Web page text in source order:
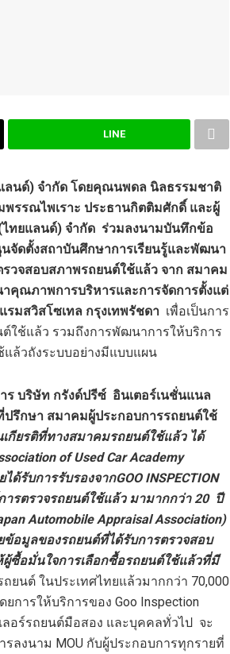
LINE
ลนด์) จำกัด โดยคุณนพดล นิลธรรมชาติ
รรณไพเราะ ประธานกิตติมศักดิ์ และผู้
ทยแลนด์) จำกัด ร่วมลงนามบันทึกข้อ
จัดตั้งสถาบันศึกษาการเรียนรู้และพัฒนา
วจสอบสภาพรถยนต์ใช้แล้ว จาก สมาคม
คุณภาพการบริหารและการจัดการตั้งแต่
มสวิสโซเทล กรุงเทพรัชดา เพื่อเป็นการ
ใช้แล้ว รวมถึงการพัฒนาการให้บริการ
ล้วถังระบบอย่างมีแบบแผน
ร บริษัท กรังด์ปรีซ์ อินเตอร์เนชั่นแนล
ปรึกษา สมาคมผู้ประกอบการรถยนต์ใช้
กียรติที่ทางสมาคมรถยนต์ใช้แล้ว ได้
of Used Car Academy
รับการรับรองจากGOO INSPECTION
รตรวจรถยนต์ใช้แล้ว มามากกว่า 20 ปี
Automobile Appraisal Association)
ข้อมูลของรถยนต์ที่ได้รับการตรวจสอบ
ผู้ซื้อมั่นใจการเลือกซื้อรถยนต์ใช้แล้วที่มี
นต์ ในประเทศไทยแล้วมากกว่า 70,000
การให้บริการของ Goo Inspection
อร์รถยนต์มือสอง และบุคคลทั่วไป จะ
ลงนาม MOU กับผู้ประกอบการทุกรายที่